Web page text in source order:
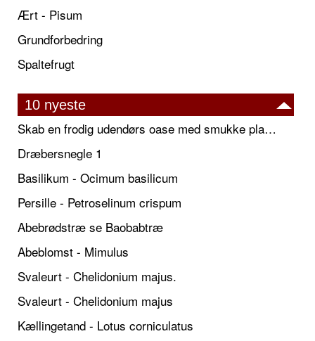
Ært - Pisum
Grundforbedring
Spaltefrugt
10 nyeste
Skab en frodig udendørs oase med smukke plantekrukker og elegante espalier
Dræbersnegle 1
Basilikum - Ocimum basilicum
Persille - Petroselinum crispum
Abebrødstræ se Baobabtræ
Abeblomst - Mimulus
Svaleurt - Chelidonium majus.
Svaleurt - Chelidonium majus
Kællingetand - Lotus corniculatus